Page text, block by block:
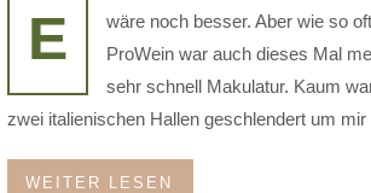
E
wäre noch besser. Aber wie so
ProWein war auch dieses Mal
sehr schnell Makulatur. Kaum
zwei italienischen Hallen geschlendert um
WEITER LESEN